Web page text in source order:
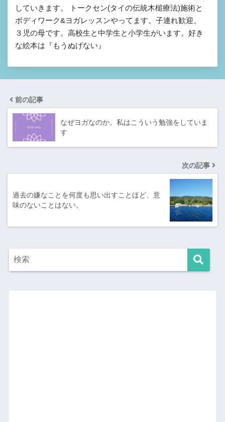
していきます。 トークセン(タイの伝統木槌療法)施術と
ボディワーク&ヨガレッスンやってます。子連れ歓迎。
３児の母です。高校生と中学生と小学生がいます。好き
な絵本は『もうぬげない』
前の記事
なぜヨガなのか。私はこういう勉強をしていま
す
次の記事
過去の嫌なことを何度も思い出すことほど、意
味のないことはない。